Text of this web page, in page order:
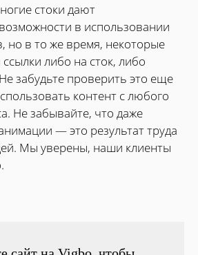
стоки дают
в использовании
но в то же время, некоторые
либо на сток, либо
забудьте проверить это еще
контент с любого
Не забывайте, что даже
— это результат труда
Мы уверены, наши клиенты